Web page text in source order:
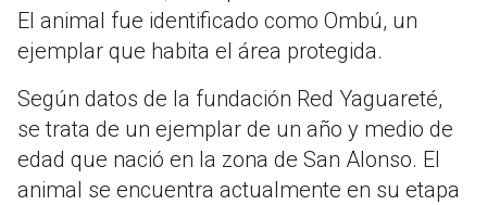
El animal fue identificado como Ombú, un
ejemplar que habita el área protegida.
Según datos de la fundación Red Yaguareté,
se trata de un ejemplar de un año y medio de
edad que nació en la zona de San Alonso. El
animal se encuentra actualmente en su etapa